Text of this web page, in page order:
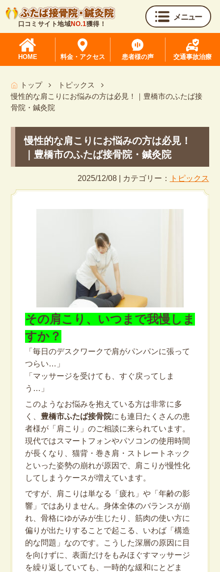
口コミサイト地域NO.1獲得！
メニュー
HOME 料金・アクセス 患者様の声 交通事故治療
トップ
トピックス
慢性的な肩こりにお悩みの方は必見！｜豊橋市のふたば接
骨院・鍼灸院
慢性的な肩こりにお悩みの方は必見！
｜豊橋市のふたば接骨院・鍼灸院
2025/12/08 | カテゴリー： トピックス
その肩こり、いつまで我慢しま
すか？
「毎日のデスクワークで肩がパンパンに張って
つらい…」
「マッサージを受けても、すぐ戻ってしま
う…」
このようなお悩みを抱えている方は非常に多
く、 豊橋市ふたば接骨院にも連日たくさんの患
者様が「肩こり」のご相談に来られています。
現代ではスマートフォンやパソコンの使用時間
が長くなり、猫背・巻き肩・ストレートネック
といった姿勢の崩れが原因で、肩こりが慢性化
してしまうケースが増えています。
ですが、肩こりは単なる「疲れ」や「年齢の影
響」ではありません。身体全体のバランスが崩
れ、骨格にゆがみが生じたり、筋肉の使い方に
偏りが出たりすることで起こる、いわば「構造
的な問題」なのです。こうした深層の原因に目
を向けずに、表面だけをもみほぐすマッサージ
を繰り返していても、一時的な緩和にとどま